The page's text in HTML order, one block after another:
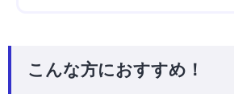
こんな方におすすめ！